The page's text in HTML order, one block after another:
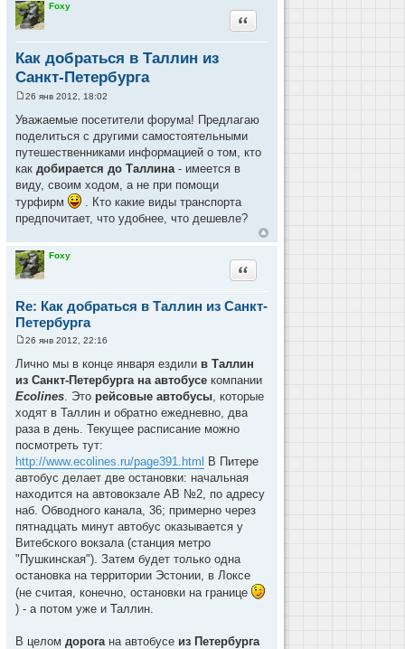
Foxy
Как добраться в Таллин из
Санкт-Петербурга
Цитата
о
б
е
н
е
26 янв 2012, 18:02
Уважаемые посетители форума! Предлагаю
поделиться с другими самостоятельными
путешественниками информацией о том, кто
как добирается до Таллина- имеется в
виду, своим ходом, а не при помощи
турфирм
. Кто какие виды транспорта
предпочитает, что удобнее, что дешевле?
Foxy
Re: Как добраться в Таллин из Санкт-
Петербурга
Цитата
о
б
е
н
е
26 янв 2012, 22:16
Лично мы в конце января ездили в Таллин
из Санкт-Петербурга на автобусе компании
Ecolines . Это рейсовые автобусы , которые
ходят в Таллин и обратно ежедневно, два
раза в день. Текущее расписание можно
посмотреть тут:
http://www.ecolines.ru/page391.html В Питере
автобус делает две остановки: начальная
находится на автовокзале АВ №2, по адресу
наб. Обводного канала, 36; примерно через
пятнадцать минут автобус оказывается у
Витебского вокзала (станция метро
"Пушкинская"). Затем будет только одна
остановка на территории Эстонии, в Локсе
(не считая, конечно, остановки на границе
) - а потом уже и Таллин.
В целом дорога на автобусе из Петербурга